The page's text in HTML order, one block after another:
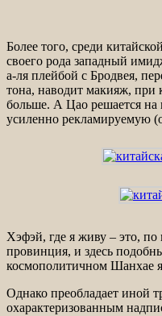
Более того, среди
своего рода западный
а-ля плейбой с Бродвея,
тона, наводит макияж, при
больше. А Цао решается
усиленно рекламируемую
Хэфэй, где я живу – это,
провинция, и здесь
космополитичном Шанхае
Однако преобладает иной
охарактеризованным